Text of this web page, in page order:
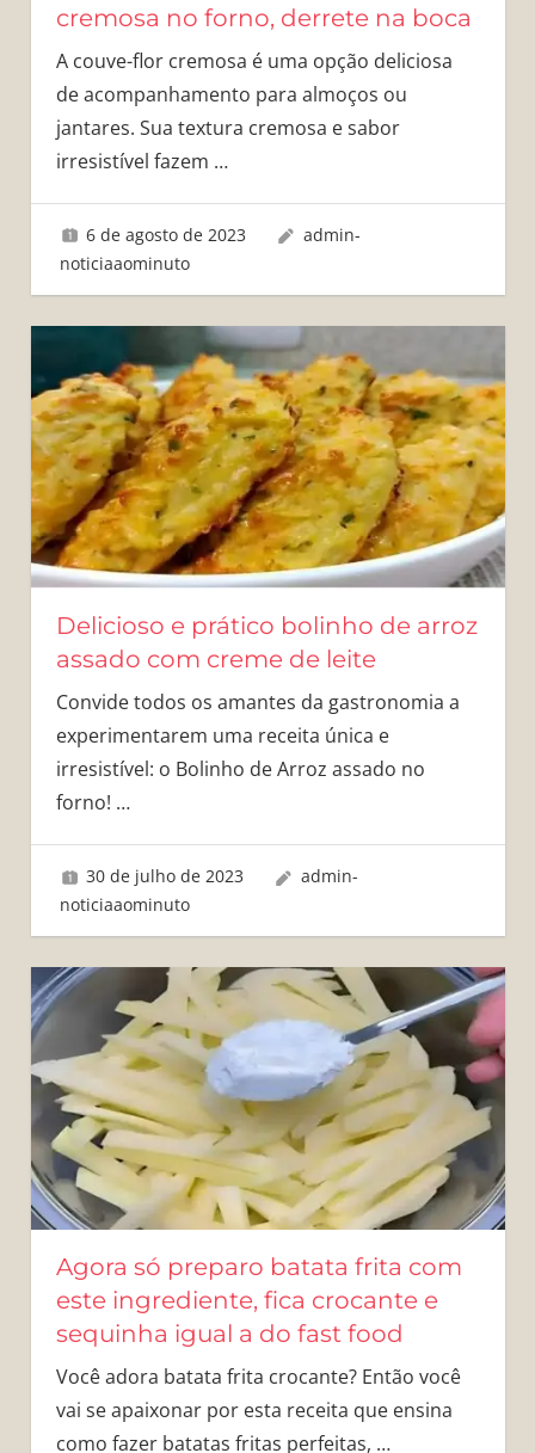
cremosa no forno, derrete na boca
A couve-flor cremosa é uma opção deliciosa
de acompanhamento para almoços ou
jantares. Sua textura cremosa e sabor
irresistível fazem …
6 de agosto de 2023
admin-
noticiaaominuto
Delicioso e prático bolinho de arroz
assado com creme de leite
Convide todos os amantes da gastronomia a
experimentarem uma receita única e
irresistível: o Bolinho de Arroz assado no
forno! …
30 de julho de 2023
admin-
noticiaaominuto
Agora só preparo batata frita com
este ingrediente, fica crocante e
sequinha igual a do fast food
Você adora batata frita crocante? Então você
vai se apaixonar por esta receita que ensina
como fazer batatas fritas perfeitas, …